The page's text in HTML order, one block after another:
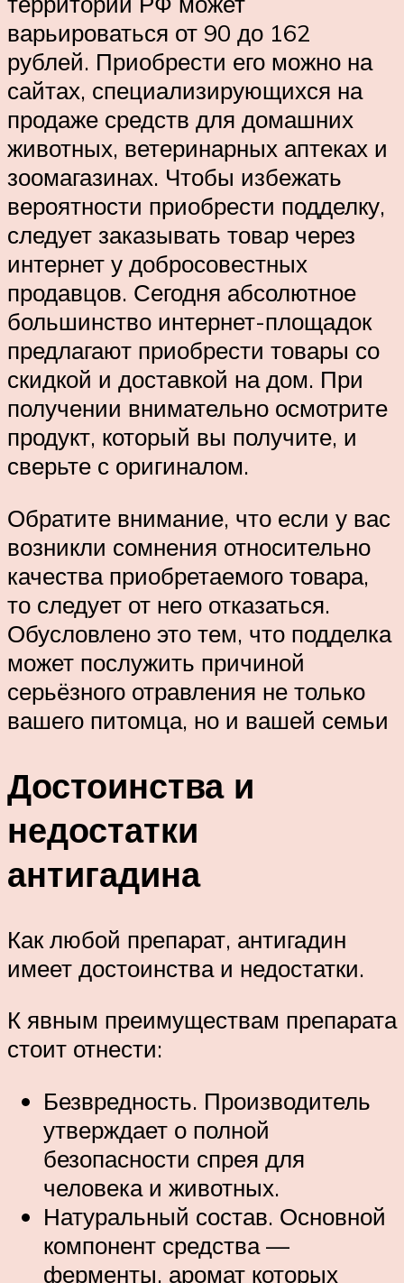
варьироваться от 90 до 162
рублей. Приобрести его можно на
сайтах, специализирующихся на
продаже средств для домашних
животных, ветеринарных аптеках и
зоомагазинах. Чтобы избежать
вероятности приобрести подделку,
следует заказывать товар через
интернет у добросовестных
продавцов. Сегодня абсолютное
большинство интернет-площадок
предлагают приобрести товары со
скидкой и доставкой на дом. При
получении внимательно осмотрите
продукт, который вы получите, и
сверьте с оригиналом.
Обратите внимание, что если у вас
возникли сомнения относительно
качества приобретаемого товара,
то следует от него отказаться.
Обусловлено это тем, что подделка
может послужить причиной
серьёзного отравления не только
вашего питомца, но и вашей семьи
Достоинства и
недостатки
антигадина
Как любой препарат, антигадин
имеет достоинства и недостатки.
К явным преимуществам препарата
стоит отнести:
Безвредность. Производитель
утверждает о полной
безопасности спрея для
человека и животных.
Натуральный состав. Основной
компонент средства —
ферменты, аромат которых